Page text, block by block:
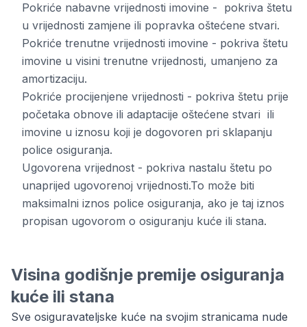
Pokriće nabavne vrijednosti imovine - pokriva štetu
u vrijednosti zamjene ili popravka oštećene stvari.
Pokriće trenutne vrijednosti imovine - pokriva štetu
imovine u visini trenutne vrijednosti, umanjeno za
amortizaciju.
Pokriće procijenjene vrijednosti - pokriva štetu prije
početaka obnove ili adaptacije oštećene stvari ili
imovine u iznosu koji je dogovoren pri sklapanju
police osiguranja.
Ugovorena vrijednost - pokriva nastalu štetu po
unaprijed ugovorenoj vrijednosti.To može biti
maksimalni iznos police osiguranja, ako je taj iznos
propisan ugovorom o osiguranju kuće ili stana.
Visina godišnje premije osiguranja
kuće ili stana
Sve osiguravateljske kuće na svojim stranicama nude